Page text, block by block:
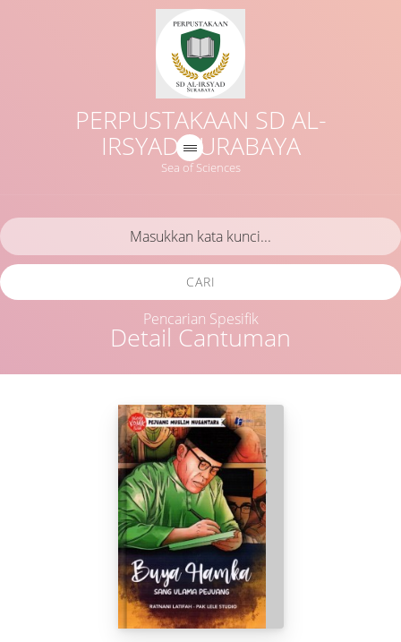
PERPUSTAKAAN SD AL-
IRSYAD SURABAYA
Sea of Sciences
Detail Cantuman
CARI
Pencarian Spesifik